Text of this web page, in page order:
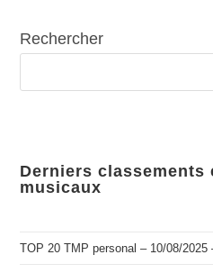
Rechercher
Derniers classements
musicaux
TOP 20 TMP personal – 10/08/2025